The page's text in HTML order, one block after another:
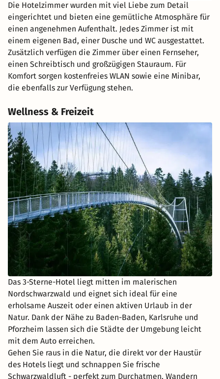
Die Hotelzimmer wurden mit viel Liebe zum Detail
eingerichtet und bieten eine gemütliche Atmosphäre für
einen angenehmen Aufenthalt. Jedes Zimmer ist mit
einem eigenen Bad, einer Dusche und WC ausgestattet.
Zusätzlich verfügen die Zimmer über einen Fernseher,
einen Schreibtisch und großzügigen Stauraum. Für
Komfort sorgen kostenfreies WLAN sowie eine Minibar,
die ebenfalls zur Verfügung stehen.
Wellness & Freizeit
Das 3-Sterne-Hotel liegt mitten im malerischen
Nordschwarzwald und eignet sich ideal für eine
erholsame Auszeit oder einen aktiven Urlaub in der
Natur. Dank der Nähe zu Baden-Baden, Karlsruhe und
Pforzheim lassen sich die Städte der Umgebung leicht
mit dem Auto erreichen.
Gehen Sie raus in die Natur, die direkt vor der Haustür
des Hotels liegt und schnappen Sie frische
Schwarzwaldluft - perfekt zum Durchatmen, Wandern